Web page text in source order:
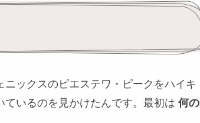
ックスのピエステワ・ピークをハイキ
いるのを見かけたんです。最初は 何の